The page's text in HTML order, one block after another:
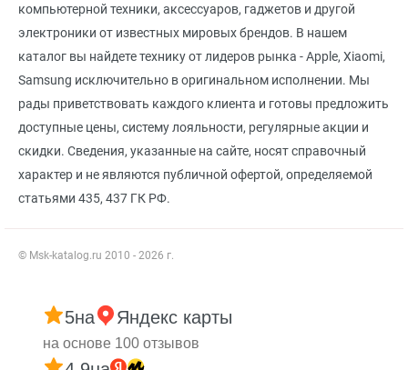
компьютерной техники, аксессуаров, гаджетов и другой
электроники от известных мировых брендов. В нашем
каталог вы найдете технику от лидеров рынка - Apple, Xiaomi,
Samsung исключительно в оригинальном исполнении. Мы
рады приветствовать каждого клиента и готовы предложить
доступные цены, систему лояльности, регулярные акции и
скидки. Сведения, указанные на сайте, носят справочный
характер и не являются публичной офертой, определяемой
статьями 435, 437 ГК РФ.
© Msk-katalog.ru 2010 - 2026 г.
5на Яндекс карты
на основе 100 отзывов